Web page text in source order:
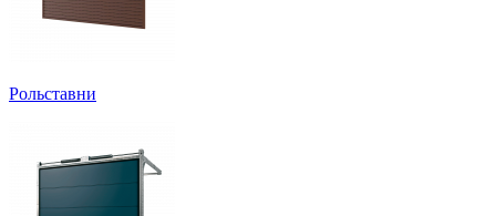
Рольставни